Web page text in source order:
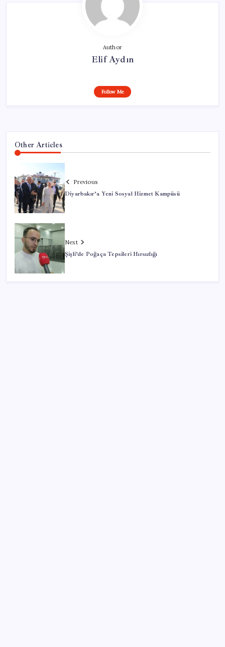
Author
Elif Aydın
Follow Me
Other Articles
Previous
Diyarbakır’a Yeni Sosyal Hizmet Kampüsü
Next
Şişli’de Poğaça Tepsileri Hırsızlığı